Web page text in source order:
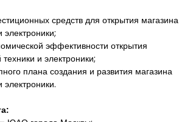
средств для открытия магазина
электроники;
эффективности открытия
и электроники;
плана создания и развития магазина
электроники.